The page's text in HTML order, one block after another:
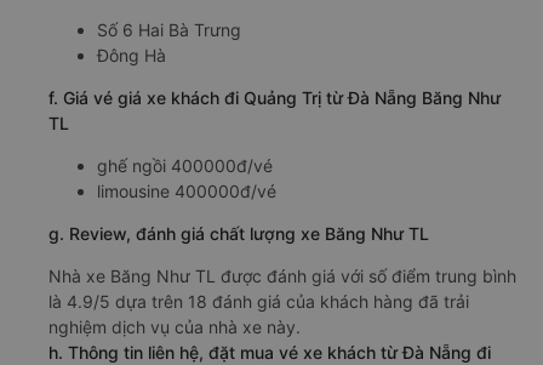
Số 6 Hai Bà Trưng
Đông Hà
f. Giá vé giá xe khách đi Quảng Trị từ Đà Nẵng Băng Như
TL
ghế ngồi 400000đ/vé
limousine 400000đ/vé
g. Review, đánh giá chất lượng xe Băng Như TL
Nhà xe Băng Như TL được đánh giá với số điểm trung bình
là 4.9/5 dựa trên 18 đánh giá của khách hàng đã trải
nghiệm dịch vụ của nhà xe này.
h. Thông tin liên hệ, đặt mua vé xe khách từ Đà Nẵng đi